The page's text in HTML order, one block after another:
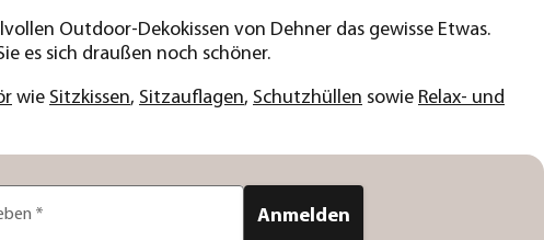
Outdoor-Dekokissen von Dehner das gewisse Etwas.
es sich draußen noch schöner.
wie Sitzkissen, Sitzauflagen, Schutzhüllen sowie Relax- und
* Anmelden